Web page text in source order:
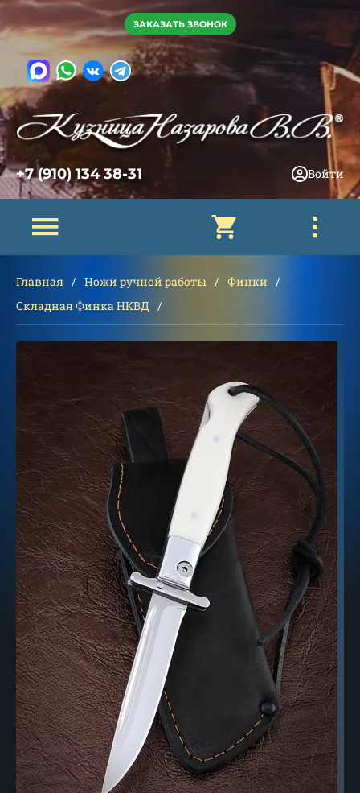
ЗАКАЗАТЬ ЗВОНОК
+7 (910) 134 38-31 Войти
Главная Ножи ручной работы
Финки
Складная Финка НКВД